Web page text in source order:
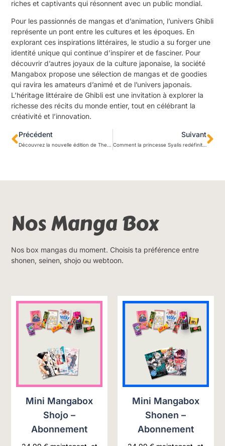
riches et captivants qui résonnent avec un public mondial.
Pour les passionnés de mangas et d’animation, l’univers Ghibli
représente un pont entre les cultures et les époques. En
explorant ces inspirations littéraires, le studio a su forger une
identité unique qui continue d’inspirer et de fasciner. Pour
découvrir d’autres joyaux de la culture japonaise, la société
Mangabox propose une sélection de mangas et de goodies
qui ravira les amateurs d’animé et de l’univers japonais.
L’héritage littéraire de Ghibli est une invitation à explorer la
richesse des récits du monde entier, tout en célébrant la
créativité et l’innovation.
Précédent Suivant
Comment la princesse Syalis redéfinit le shonen médiéval-fantastique
Nos Manga Box
Nos box mangas du moment. Choisis ta préférence entre
shonen, seinen, shojo ou webtoon.
Mini Mangabox
Shojo –
Abonnement
Mini Mangabox
Shonen –
Abonnement